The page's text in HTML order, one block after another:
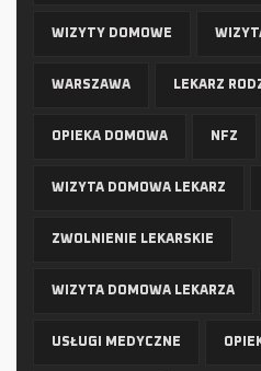
WIZYTY DOMOWE
WARSZAWA LEKARZ
OPIEKA DOMOWA NFZ
WIZYTA DOMOWA LEKARZ
ZWOLNIENIE LEKARSKIE
WIZYTA DOMOWA LEKARZA
USŁUGI MEDYCZNE